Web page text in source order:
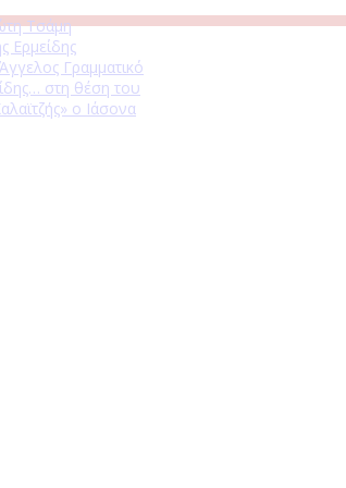
Τσάμη
Ερμείδης
Γραμματικό
στη θέση του
ο Ιάσονα